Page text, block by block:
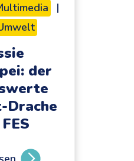
|
der
Drache